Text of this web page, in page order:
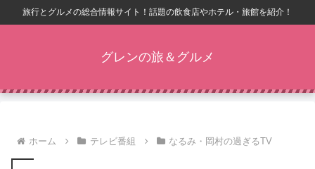
旅行とグルメの総合情報サイト！話題の飲食店やホテル・旅館を紹介！
グレンの旅＆グルメ
ホーム テレビ番組 なるみ・岡村の過ぎるTV